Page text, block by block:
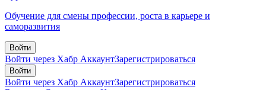
Обучение для смены профессии, роста в карьере и
саморазвития
Войти
Войти через Хабр АккаунтЗарегистрироваться
Войти
Войти через Хабр АккаунтЗарегистрироваться